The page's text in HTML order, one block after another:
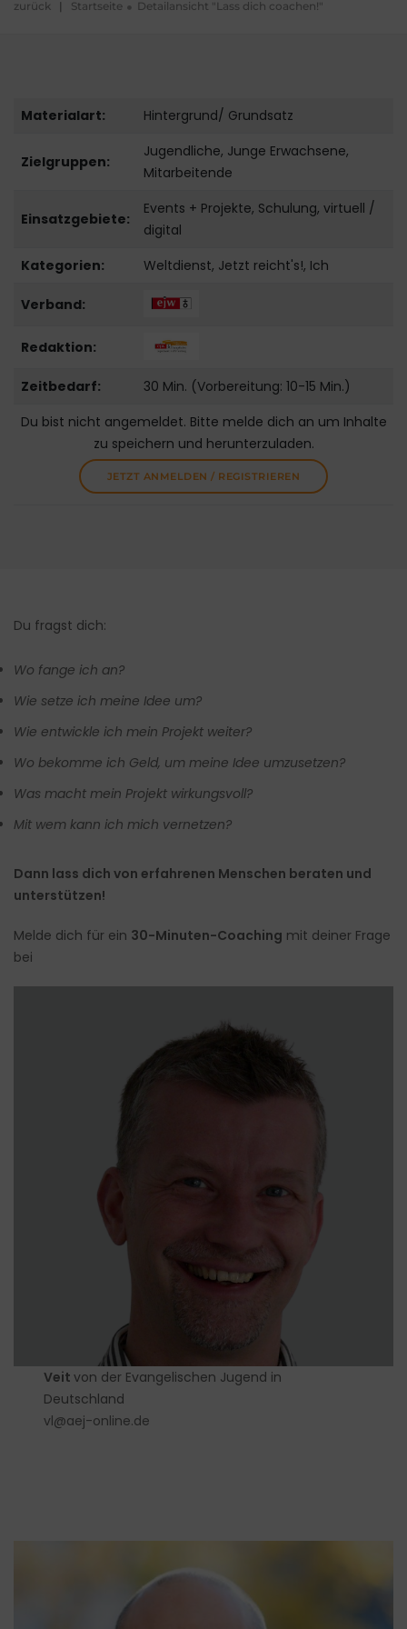
zurück | Startseite Detailansicht "Lass dich coachen!"
Materialart: Hintergrund/ Grundsatz
Zielgruppen:
Jugendliche, Junge Erwachsene,
Mitarbeitende
Einsatzgebiete:
Events + Projekte, Schulung, virtuell /
digital
Kategorien:
Weltdienst, Jetzt reicht's!, Ich
Verband:
Redaktion:
Zeitbedarf:
30 Min. (Vorbereitung: 10-15 Min.)
Du bist nicht angemeldet. Bitte melde dich an um Inhalte
zu speichern und herunterzuladen.
JETZT ANMELDEN / REGISTRIEREN
Du fragst dich:
Wo fange ich an?
Wie setze ich meine Idee um?
Wie entwickle ich mein Projekt weiter?
Wo bekomme ich Geld, um meine Idee umzusetzen?
Was macht mein Projekt wirkungsvoll?
Mit wem kann ich mich vernetzen?
Dann lass dich von erfahrenen Menschen beraten und
unterstützen!
Melde dich für ein 30-Minuten-Coaching mit deiner Frage
bei
Veit von der Evangelischen Jugend in
Deutschland
vl@aej-online.de